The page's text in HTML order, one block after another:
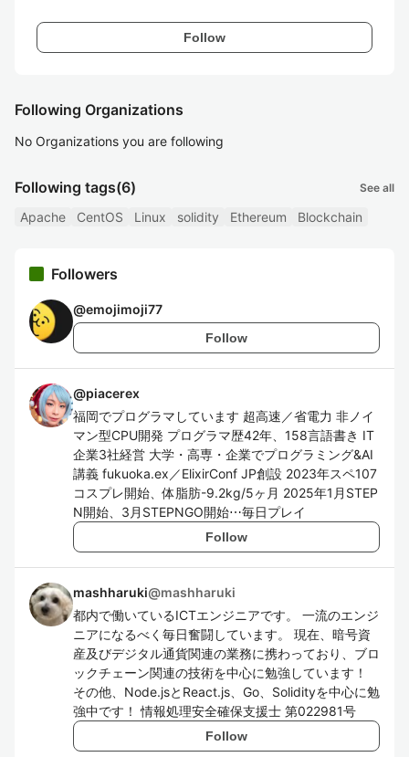
Follow
Following Organizations
No Organizations you are following
Following tags(6) See all
Apache CentOS Linux solidity Ethereum Blockchain
Followers
@emojimoji77
Follow
@piacerex
福岡でプログラマしています 超高速／省電力 非ノイ
マン型CPU開発 プログラマ歴42年、158言語書き IT
企業3社経営 大学・高専・企業でプログラミング&AI
講義 fukuoka.ex／ElixirConf JP創設 2023年スペ107
コスプレ開始、体脂肪-9.2kg/5ヶ月 2025年1月STEP
N開始、3月STEPNGO開始⋯毎日プレイ
Follow
mashharuki@mashharuki
都内で働いているICTエンジニアです。 一流のエンジ
ニアになるべく毎日奮闘しています。 現在、暗号資
産及びデジタル通貨関連の業務に携わっており、ブロ
ックチェーン関連の技術を中心に勉強しています！
その他、Node.jsとReact.js、Go、Solidityを中心に勉
強中です！ 情報処理安全確保支援士 第022981号
Follow